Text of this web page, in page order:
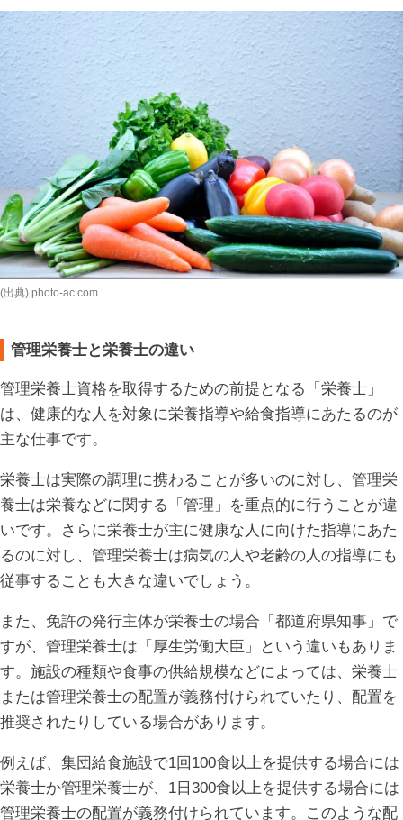
(出典) photo-ac.com
管理栄養士と栄養士の違い
管理栄養士資格を取得するための前提となる「栄養士」
は、健康的な人を対象に栄養指導や給食指導にあたるのが
主な仕事です。
栄養士は実際の調理に携わることが多いのに対し、管理栄
養士は栄養などに関する「管理」を重点的に行うことが違
いです。さらに栄養士が主に健康な人に向けた指導にあた
るのに対し、管理栄養士は病気の人や老齢の人の指導にも
従事することも大きな違いでしょう。
また、免許の発行主体が栄養士の場合「都道府県知事」で
すが、管理栄養士は「厚生労働大臣」という違いもありま
す。施設の種類や食事の供給規模などによっては、栄養士
または管理栄養士の配置が義務付けられていたり、配置を
推奨されたりしている場合があります。
例えば、集団給食施設で1回100食以上を提供する場合には
栄養士か管理栄養士が、1日300食以上を提供する場合には
管理栄養士の配置が義務付けられています。このような配